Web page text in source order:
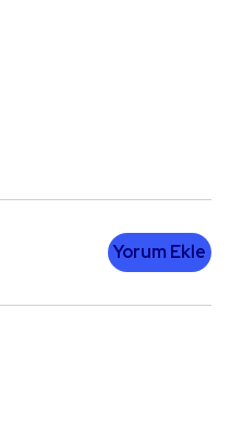
Yorum Ekle